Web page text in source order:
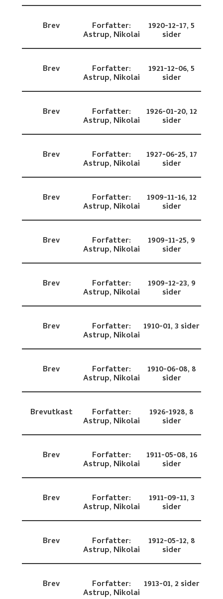
Brev Forfatter:
Astrup, Nikolai
1920-12-17,5
sider
Brev Forfatter:
Astrup, Nikolai
1921-12-06,5
sider
Brev Forfatter:
Astrup, Nikolai
1926-01-20,12
sider
Brev Forfatter:
Astrup, Nikolai
1927-06-25,17
sider
Brev Forfatter:
Astrup, Nikolai
1909-11-16,12
sider
Brev Forfatter:
Astrup, Nikolai
1909-11-25, 9
sider
Brev Forfatter:
Astrup, Nikolai
1909-12-23, 9
sider
Brev Forfatter:
Astrup, Nikolai
1910-01,3 sider
Brev Forfatter:
Astrup, Nikolai
1910-06-08, 8
sider
Brevutkast Forfatter:
Astrup, Nikolai
1926-1928, 8
sider
Brev Forfatter:
Astrup, Nikolai
1911-05-08,16
sider
Brev Forfatter:
Astrup, Nikolai
1911-09-11,3
sider
Brev Forfatter:
Astrup, Nikolai
1912-05-12, 8
sider
Brev Forfatter:
Astrup, Nikolai
1913-01, 2 sider